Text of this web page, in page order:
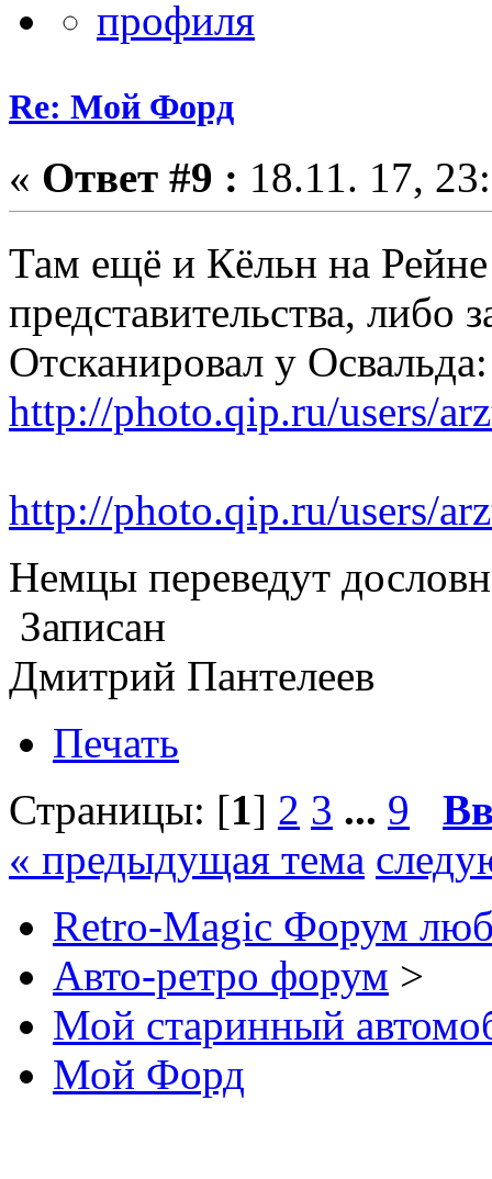
Re: Мой Форд
« Ответ #9 : 18.11. 17,
Там ещё и Кёльн на
представительства, либо
Отсканировал у Освальда:
http://photo.qip.ru/users/
http://photo.qip.ru/users/
Немцы переведут
Записан
Дмитрий Пантелеев
Печать
Страницы: [1] 2 3 ... 9
« предыдущая тема
Retro-Magic Форум
Авто-ретро форум >
Мой старинный
Мой Форд